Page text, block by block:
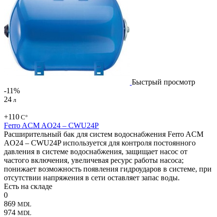
Быстрый просмотр
-11%
24 л
+110 С°
Ferro ACM AO24 – CWU24P
Расширительный бак для систем водоснабжения Ferro ACM
AO24 – CWU24P используется для контроля постоянного
давления в системе водоснабжения, защищает насос от
частого включения, увеличевая ресурс работы насоса;
понижает возможность появления гидроударов в системе, при
отсутствии напряжения в сети оставляет запас воды.
Есть на складе
0
869 MDL
974 MDL